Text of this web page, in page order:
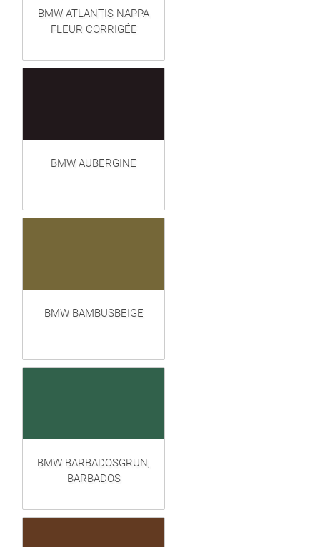
BMW ATLANTIS NAPPA
FLEUR CORRIGÉE
BMW AUBERGINE
BMW BAMBUSBEIGE
BMW BARBADOSGRUN,
BARBADOS